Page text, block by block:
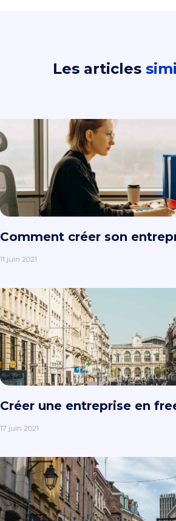
Les articles
Comment créer son
11 juin 2021
Créer une entreprise en
17 juin 2021